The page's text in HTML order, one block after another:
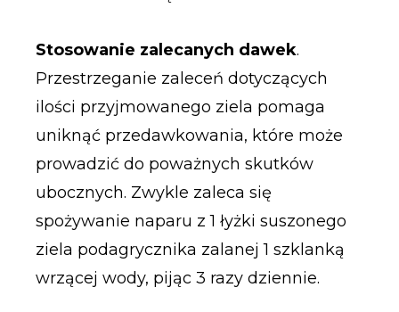
Stosowanie zalecanych dawek.
Przestrzeganie zaleceń dotyczących
ilości przyjmowanego ziela pomaga
uniknąć przedawkowania, które może
prowadzić do poważnych skutków
ubocznych. Zwykle zaleca się
spożywanie naparu z 1 łyżki suszonego
ziela podagrycznika zalanej 1 szklanką
wrzącej wody, pijąc 3 razy dziennie.